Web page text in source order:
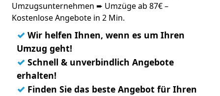
Umzugsunternehmen ➨ Umzüge ab 87€ –
Kostenlose Angebote in 2 Min.
✓ Wir helfen Ihnen, wenn es um Ihren
Umzug geht!
✓ Schnell & unverbindlich Angebote
erhalten!
✓ Finden Sie das beste Angebot für Ihren